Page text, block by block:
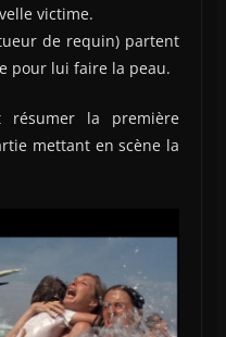
victime.
de requin) partent
pour lui faire la peau.
résumer la première
mettant en scène la